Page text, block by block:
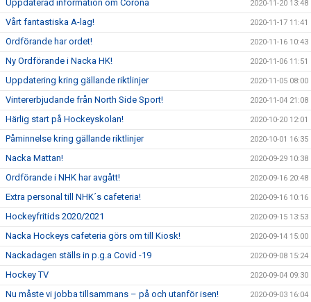
Uppdaterad information om Corona 2020-11-20 13:48
Vårt fantastiska A-lag! 2020-11-17 11:41
Ordförande har ordet! 2020-11-16 10:43
Ny Ordförande i Nacka HK! 2020-11-06 11:51
Uppdatering kring gällande riktlinjer 2020-11-05 08:00
Vintererbjudande från North Side Sport! 2020-11-04 21:08
Härlig start på Hockeyskolan! 2020-10-20 12:01
Påminnelse kring gällande riktlinjer 2020-10-01 16:35
Nacka Mattan! 2020-09-29 10:38
Ordförande i NHK har avgått! 2020-09-16 20:48
Extra personal till NHK´s cafeteria! 2020-09-16 10:16
Hockeyfritids 2020/2021 2020-09-15 13:53
Nacka Hockeys cafeteria görs om till Kiosk! 2020-09-14 15:00
Nackadagen ställs in p.g.a Covid -19 2020-09-08 15:24
Hockey TV 2020-09-04 09:30
Nu måste vi jobba tillsammans – på och utanför isen! 2020-09-03 16:04